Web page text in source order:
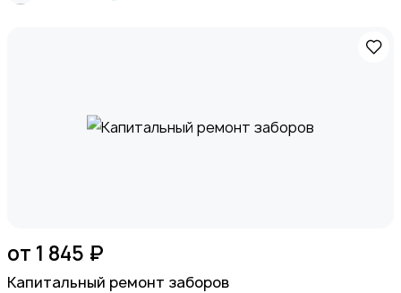
от 1 845 ₽
Капитальный ремонт заборов